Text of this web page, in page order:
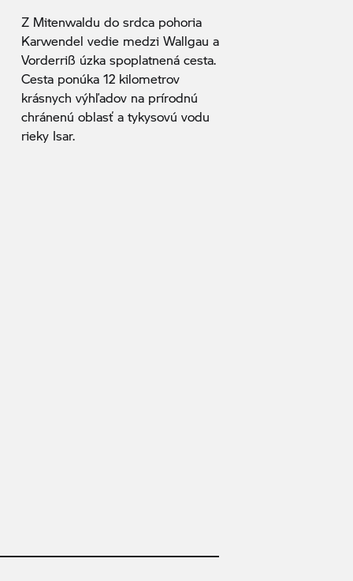
Z Mitenwaldu do srdca pohoria
Karwendel vedie medzi Wallgau a
Vorderriß úzka spoplatnená cesta.
Cesta ponúka 12 kilometrov
krásnych výhľadov na prírodnú
chránenú oblasť a tykysovú vodu
rieky Isar.